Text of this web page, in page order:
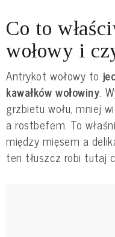
Co to
wołowy i
Antrykot wołowy to
kawałków wołowiny.
grzbietu wołu, mniej
a rostbefem. To
między mięsem a
ten tłuszcz robi tutaj